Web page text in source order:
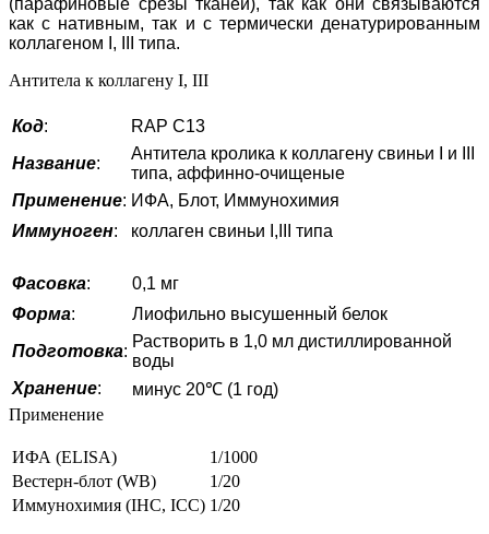
как с нативным, так и с термически денатурированным
коллагеном I, III типа.
Антитела к коллагену I, III
Код:
RAP C13
Название:
Антитела кролика к коллагену свиньи I и III
типа, аффинно-очищеные
Применение: ИФА, Блот, Иммунохимия
Иммуноген: коллаген свиньи I,III типа
Фасовка:
0,1 мг
Форма:
Лиофильно высушенный белок
Подготовка:
Растворить в 1,0 мл дистиллированной
воды
Хранение:
минус 20℃ (1 год)
Применение
ИФА (ELISA)
1/1000
Вестерн-блот (WB)
1/20
Иммунохимия (IHC, ICC) 1/20